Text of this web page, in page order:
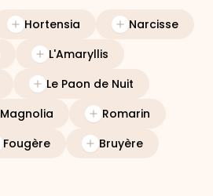
Hortensia
Narcisse
L'Amaryllis
Le Paon de Nuit
Magnolia
Romarin
Fougère
Bruyère